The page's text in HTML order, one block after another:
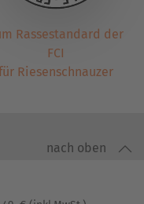
Rassestandard der
FCI
Riesenschnauzer
nach oben